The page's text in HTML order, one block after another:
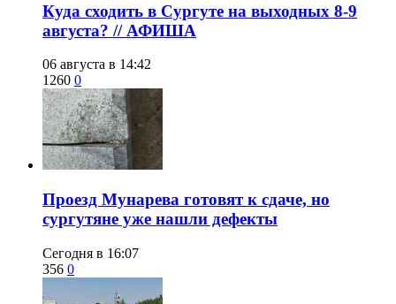
​Куда сходить в Сургуте на выходных 8-9
августа? // АФИША
06 августа в 14:42
1260 0
​Проезд Мунарева готовят к сдаче, но
сургутяне уже нашли дефекты
Сегодня в 16:07
356 0